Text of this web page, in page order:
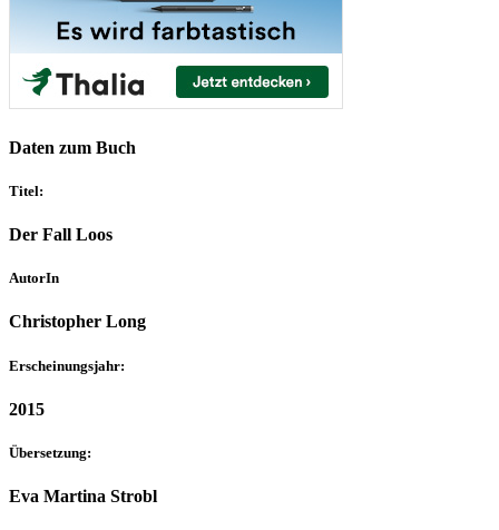
Daten zum Buch
Titel:
Der Fall Loos
AutorIn
Christopher Long
Erscheinungsjahr:
2015
Übersetzung:
Eva Martina Strobl